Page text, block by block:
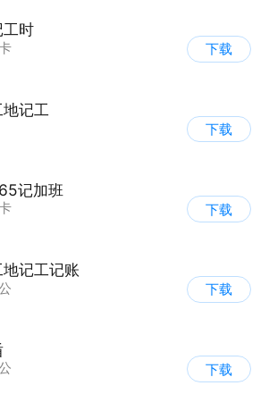
时
下载
记工
下载
记加班
下载
记工记账
下载
下载